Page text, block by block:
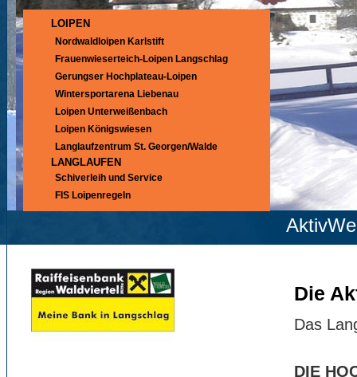
Die
Das
DIE
LOIPEN
Nordwaldloipen Karlstift
Frauenwieserteich-Loipen Langschlag
Gerungser Hochplateau-Loipen
Wintersportarena Liebenau
Loipen Unterweißenbach
Loipen Königswiesen
Langlaufzentrum St. Georgen/Walde
LANGLAUFEN
Schiverleih und Service
FIS Loipenregeln